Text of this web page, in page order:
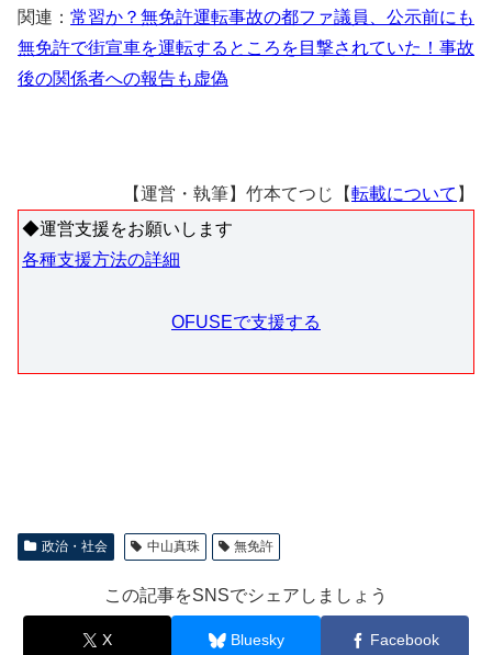
関連： 常習か？無免許運転事故の都ファ議員、公示前にも
無免許で街宣車を運転するところを目撃されていた！事故
後の関係者への報告も虚偽
【運営・執筆】竹本てつじ【転載について 】
◆運営支援をお願いします
各種支援方法の詳細
OFUSEで支援する
政治・社会 中山真珠 無免許
この記事をSNSでシェアしましょう
X Bluesky Facebook